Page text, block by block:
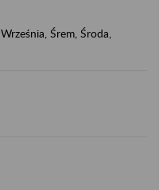
Śrem, Środa,